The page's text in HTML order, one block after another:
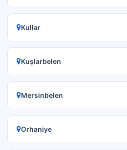
Kullar
Kuşlarbelen
Mersinbelen
Orhaniye